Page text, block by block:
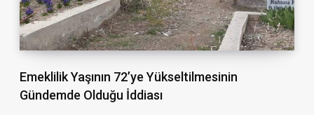
Emeklilik Yaşının 72’ye Yükseltilmesinin
Gündemde Olduğu İddiası